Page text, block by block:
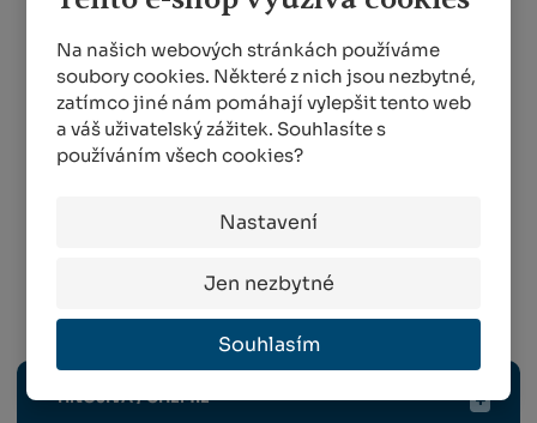
Na našich webových stránkách používáme
soubory cookies. Některé z nich jsou nezbytné,
zatímco jiné nám pomáhají vylepšit tento web
a váš uživatelský zážitek. Souhlasíte s
používáním všech cookies?
Nastavení
Jen nezbytné
Souhlasím
od259,00 Kč
DETAIL
154,00 Kč
KOUPIT
SKLADEM MÉNĚ NEŽ 5 KS
Komunální sféra
HNOJIVA / CHEMIE